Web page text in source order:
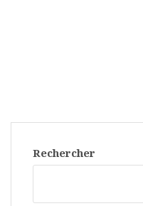
Rechercher